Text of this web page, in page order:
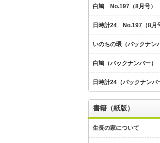
白鳩 No.197（8月号）
日時計24 No.197（8月
いのちの環（バックナン
白鳩（バックナンバー）
日時計24（バックナンバ
書籍（紙版）
生長の家について